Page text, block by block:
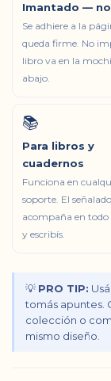
Imantado —
Se adhiere a la
queda firme. No
libro va en la
abajo.
📚
Para libros y
cuadernos
Funciona en
soporte. El
acompaña en todo
y escribís.
💡 PRO TIP:
tomás apuntes.
colección o
mismo diseño.